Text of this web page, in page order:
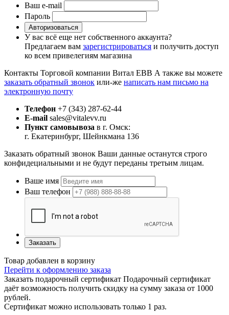
Ваш e-mail
Пароль
Авторизоваться
У вас всё еще нет собственного аккаунта?
Предлагаем вам зарегистрироваться и получить доступ
ко всем привелегиям магазина
Контакты Торговой компании Витал ЕВВ А также вы можете
заказать обратный звонок или-же написать нам письмо на
электронную почту
Телефон +7 (343) 287-62-44
E-mail sales@vitalevv.ru
Пункт самовывоза в г. Омск:
г. Екатеринбург, Шейнкмана 136
Заказать обратный звонок Ваши данные останутся строго
конфидециальными и не будут переданы третьим лицам.
Ваше имя
Ваш телефон
Заказать
Товар добавлен в корзину
Перейти к оформлению заказа
Заказать подарочный сертификат Подарочный сертификат
даёт возможность получить скидку на сумму заказа от 1000
рублей.
Сертификат можно использовать только 1 раз.